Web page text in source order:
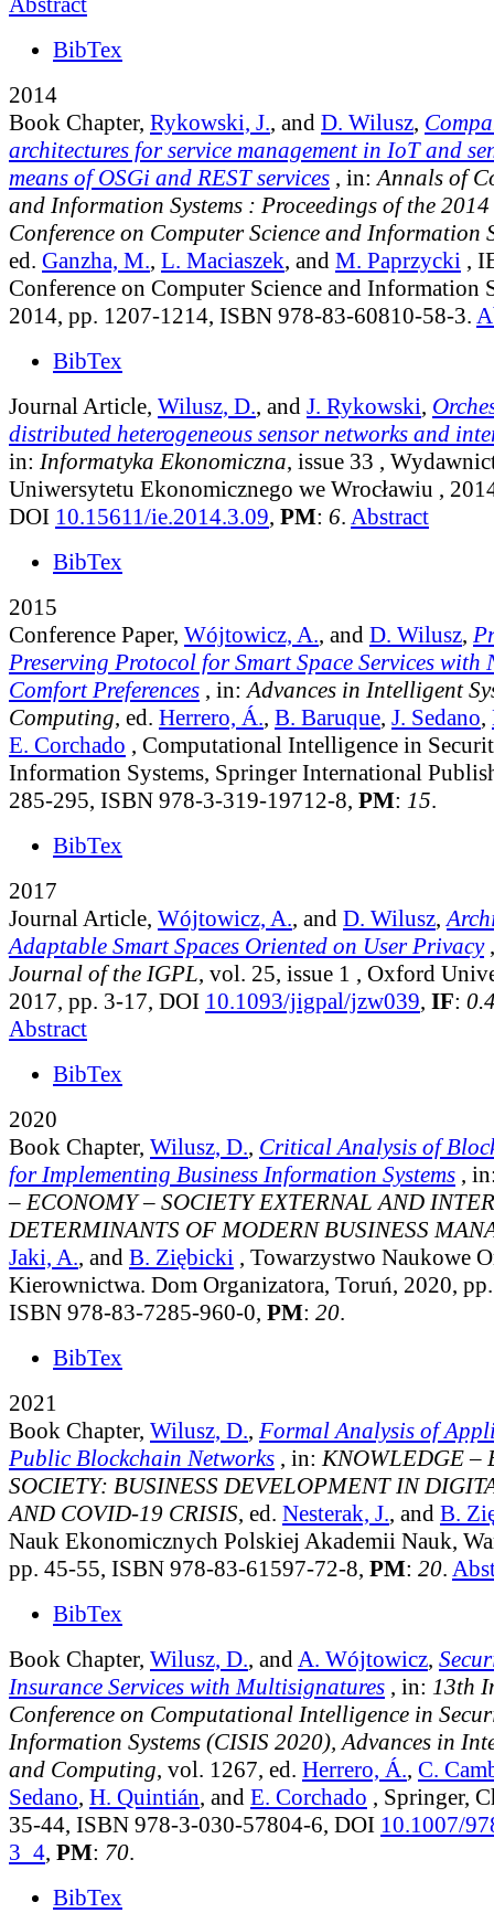
BibTex
2014
Book Chapter, Rykowski, J., and D. Wilusz,
architectures for service management in IoT and
means of OSGi and REST services , in: Annals of
and Information Systems : Proceedings of the
Conference on Computer Science and Information
ed. Ganzha, M., L. Maciaszek, and M. Paprzycki ,
Conference on Computer Science and Information
2014, pp. 1207-1214, ISBN 978-83-60810-58-3.
BibTex
Journal Article, Wilusz, D., and J. Rykowski,
distributed heterogeneous sensor networks and
in: Informatyka Ekonomiczna, issue 33 ,
Uniwersytetu Ekonomicznego we Wrocławiu ,
DOI 10.15611/ie.2014.3.09, PM: 6. Abstract
BibTex
2015
Conference Paper, Wójtowicz, A., and D. Wilusz,
Preserving Protocol for Smart Space Services with
Comfort Preferences , in: Advances in Intelligent
Computing, ed. Herrero, Á., B. Baruque, J. Sedano,
E. Corchado , Computational Intelligence in
Information Systems, Springer International
285-295, ISBN 978-3-319-19712-8, PM: 15.
BibTex
2017
Journal Article, Wójtowicz, A., and D. Wilusz,
Adaptable Smart Spaces Oriented on User Privacy
Journal of the IGPL, vol. 25, issue 1 , Oxford
2017, pp. 3-17, DOI 10.1093/jigpal/jzw039, IF:
Abstract
BibTex
2020
Book Chapter, Wilusz, D., Critical Analysis of
for Implementing Business Information Systems ,
– ECONOMY – SOCIETY EXTERNAL AND
DETERMINANTS OF MODERN BUSINESS
Jaki, A., and B. Ziębicki , Towarzystwo Naukowe
Kierownictwa. Dom Organizatora, Toruń, 2020,
ISBN 978-83-7285-960-0, PM: 20.
BibTex
2021
Book Chapter, Wilusz, D., Formal Analysis of
Public Blockchain Networks , in: KNOWLEDGE –
SOCIETY: BUSINESS DEVELOPMENT IN
AND COVID-19 CRISIS, ed. Nesterak, J., and B.
Nauk Ekonomicznych Polskiej Akademii Nauk,
pp. 45-55, ISBN 978-83-61597-72-8, PM: 20.
BibTex
Book Chapter, Wilusz, D., and A. Wójtowicz,
Insurance Services with Multisignatures , in: 13th
Conference on Computational Intelligence in
Information Systems (CISIS 2020), Advances in
and Computing, vol. 1267, ed. Herrero, Á., C.
Sedano, H. Quintián, and E. Corchado , Springer,
35-44, ISBN 978-3-030-57804-6, DOI 10.1007/
3_4, PM: 70.
BibTex